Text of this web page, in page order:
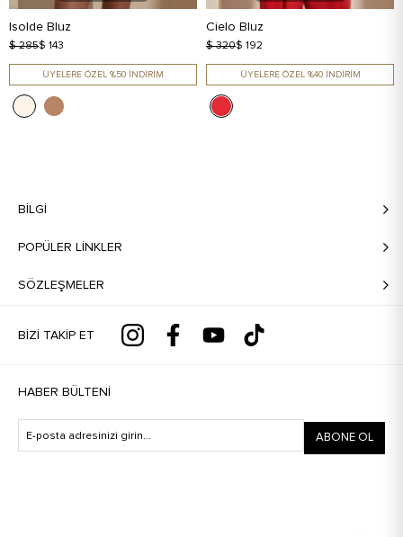
Isolde Bluz
$ 285$ 143
ÜYELERE ÖZEL %50 İNDİRİM
Cielo Bluz
$ 320$ 192
ÜYELERE ÖZEL %40 İNDİRİM
BILGI
POPÜLER LİNKLER
SÖZLEŞMELER
BIZI TAKIP ET
HABER BÜLTENI
ABONE OL